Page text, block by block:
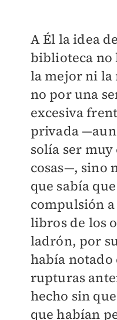
A Él la idea
biblioteca no
la mejor ni la
no por una
excesiva
privada
solía ser muy
cosas—, sino
que sabía
compulsión
libros de los
ladrón, por
había notado
rupturas
hecho sin
que habían